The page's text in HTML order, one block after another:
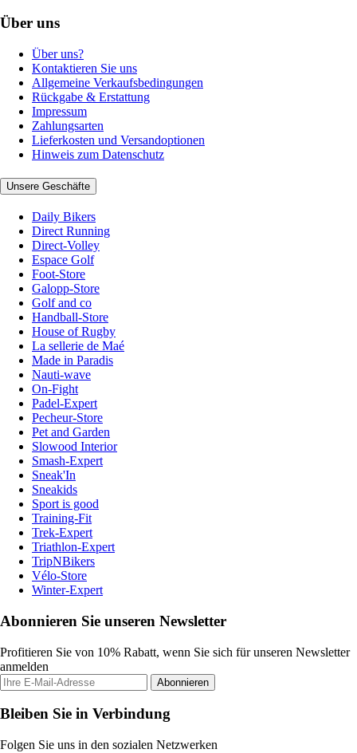
Über uns
Über uns?
Kontaktieren Sie uns
Allgemeine Verkaufsbedingungen
Rückgabe & Erstattung
Impressum
Zahlungsarten
Lieferkosten und Versandoptionen
Hinweis zum Datenschutz
Unsere Geschäfte
Daily Bikers
Direct Running
Direct-Volley
Espace Golf
Foot-Store
Galopp-Store
Golf and co
Handball-Store
House of Rugby
La sellerie de Maé
Made in Paradis
Nauti-wave
On-Fight
Padel-Expert
Pecheur-Store
Pet and Garden
Slowood Interior
Smash-Expert
Sneak'In
Sneakids
Sport is good
Training-Fit
Trek-Expert
Triathlon-Expert
TripNBikers
Vélo-Store
Winter-Expert
Abonnieren Sie unseren Newsletter
Profitieren Sie von 10% Rabatt, wenn Sie sich für unseren Newsletter
anmelden
Abonnieren
Bleiben Sie in Verbindung
Folgen Sie uns in den sozialen Netzwerken